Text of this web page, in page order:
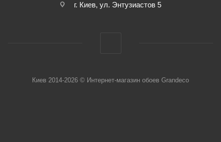
г. Киев, ул. Энтузиастов 5
Киев 2014-2026 © Интернет-магазин обоев Grandeco